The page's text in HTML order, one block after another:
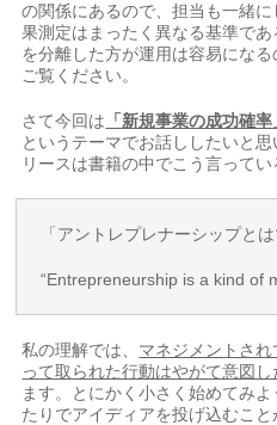
の関係にあるので、担当も一緒
果測定はまったく異なる基準で
を分離した方が運用は容易にな
ご覧ください。
さて今回は 「新規事業の成功確
というテーマでお話ししたいと
リースは書籍の中でこう言ってい
「アントレプレナーシップと
“Entrepreneurship is a kind of
私の理解では、 マネジメントさ
って取られた行動はやがて意図
ます。とにかく小さく始めてみ
たりでアイディアを投げ込むこ